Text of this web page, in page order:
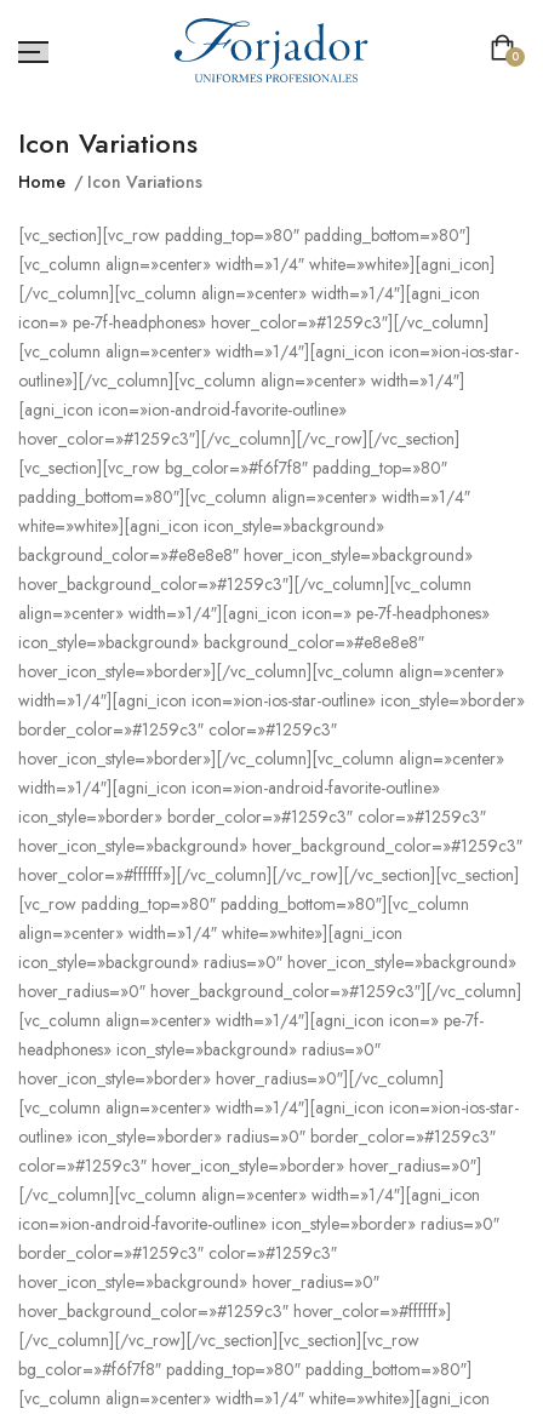
0
Icon Variations
Home Icon Variations
[vc_section][vc_row padding_top=»80″ padding_bottom=»80″]
[vc_column align=»center» width=»1/4″ white=»white»][agni_icon]
[/vc_column][vc_column align=»center» width=»1/4″][agni_icon
icon=» pe-7f-headphones» hover_color=»#1259c3″][/vc_column]
[vc_column align=»center» width=»1/4″][agni_icon icon=»ion-ios-star-
outline»][/vc_column][vc_column align=»center» width=»1/4″]
[agni_icon icon=»ion-android-favorite-outline»
hover_color=»#1259c3″][/vc_column][/vc_row][/vc_section]
[vc_section][vc_row bg_color=»#f6f7f8″ padding_top=»80″
padding_bottom=»80″][vc_column align=»center» width=»1/4″
white=»white»][agni_icon icon_style=»background»
background_color=»#e8e8e8″ hover_icon_style=»background»
hover_background_color=»#1259c3″][/vc_column][vc_column
align=»center» width=»1/4″][agni_icon icon=» pe-7f-headphones»
icon_style=»background» background_color=»#e8e8e8″
hover_icon_style=»border»][/vc_column][vc_column align=»center»
width=»1/4″][agni_icon icon=»ion-ios-star-outline» icon_style=»border»
border_color=»#1259c3″ color=»#1259c3″
hover_icon_style=»border»][/vc_column][vc_column align=»center»
width=»1/4″][agni_icon icon=»ion-android-favorite-outline»
icon_style=»border» border_color=»#1259c3″ color=»#1259c3″
hover_icon_style=»background» hover_background_color=»#1259c3″
hover_color=»#ffffff»][/vc_column][/vc_row][/vc_section][vc_section]
[vc_row padding_top=»80″ padding_bottom=»80″][vc_column
align=»center» width=»1/4″ white=»white»][agni_icon
icon_style=»background» radius=»0″ hover_icon_style=»background»
hover_radius=»0″ hover_background_color=»#1259c3″][/vc_column]
[vc_column align=»center» width=»1/4″][agni_icon icon=» pe-7f-
headphones» icon_style=»background» radius=»0″
hover_icon_style=»border» hover_radius=»0″][/vc_column]
[vc_column align=»center» width=»1/4″][agni_icon icon=»ion-ios-star-
outline» icon_style=»border» radius=»0″ border_color=»#1259c3″
color=»#1259c3″ hover_icon_style=»border» hover_radius=»0″]
[/vc_column][vc_column align=»center» width=»1/4″][agni_icon
icon=»ion-android-favorite-outline» icon_style=»border» radius=»0″
border_color=»#1259c3″ color=»#1259c3″
hover_icon_style=»background» hover_radius=»0″
hover_background_color=»#1259c3″ hover_color=»#ffffff»]
[/vc_column][/vc_row][/vc_section][vc_section][vc_row
bg_color=»#f6f7f8″ padding_top=»80″ padding_bottom=»80″]
[vc_column align=»center» width=»1/4″ white=»white»][agni_icon